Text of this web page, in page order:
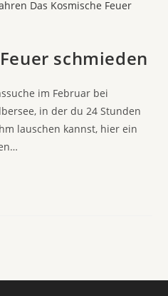
schmieden
im Februar bei
in der du 24 Stunden
lauschen kannst, hier ein